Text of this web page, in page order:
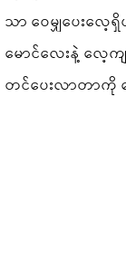
သာ ဝေမျှပေးလေ့
မောင်လေးနဲ့ လေ့
တင်ပေးလာတာကို